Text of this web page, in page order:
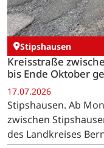
Stipshausen
Kreisstraße
bis Ende Oktober
17.07.2026
Stipshausen. Ab
zwischen
des Landkreises